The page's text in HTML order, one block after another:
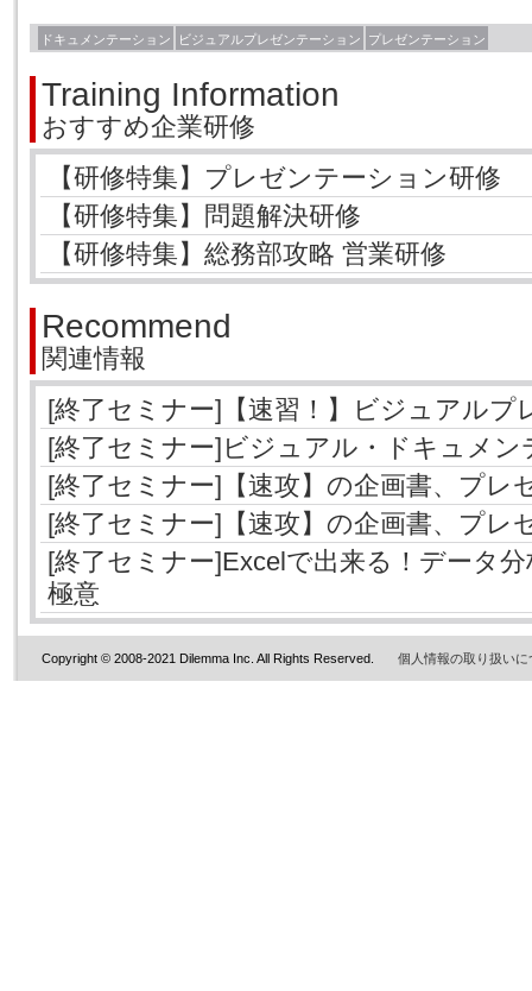
ドキュメンテーション ビジュアルプレゼンテーション プレゼンテーション
Training Information
おすすめ企業研修
【研修特集】プレゼンテーション研修
【研修特集】問題解決研修
【研修特集】総務部攻略 営業研修
Recommend
関連情報
[終了セミナー]【速習！】ビジュアルプ
[終了セミナー]ビジュアル・ドキュメン
[終了セミナー]【速攻】の企画書、プレ
[終了セミナー]【速攻】の企画書、プレ
[終了セミナー]Excelで出来る！データ
極意
Copyright © 2008-2021 Dilemma Inc. All Rights Reserved. 個人情報の取り扱いに